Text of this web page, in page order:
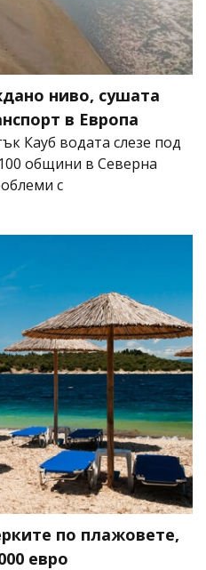
ниво, сушата
в Европа
Кауб водата слезе под
общини в Северна
с
по плажовете,
евро